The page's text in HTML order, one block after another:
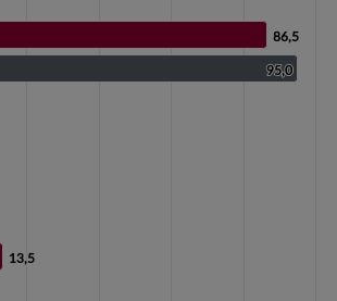
Chart
86,5
86,5
13,5
13,5
95,0
95,0